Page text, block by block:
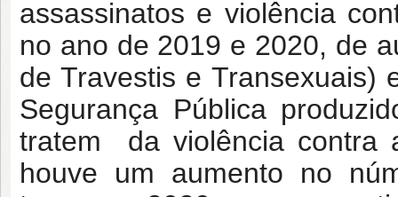
assassinatos e violência
no ano de 2019 e 2020, de
de Travestis e Transexuais)
Segurança Pública
tratem da violência contra
houve um aumento no